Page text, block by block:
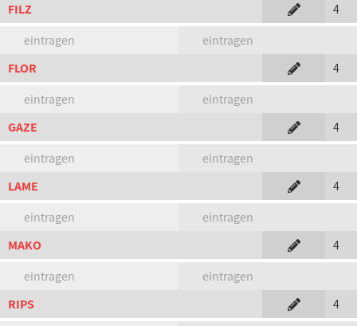
FILZ
4
eintragen
eintragen
FLOR
4
eintragen
eintragen
GAZE
4
eintragen
eintragen
LAME
4
eintragen
eintragen
MAKO
4
eintragen
eintragen
RIPS
4